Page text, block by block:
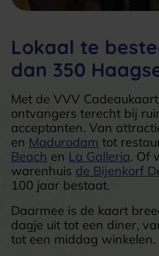
Lokaal te
dan 350
Met de VVV
ontvangers terecht bij
acceptanten. Van
en Madurodam tot
Beach en La Galleria. Of
warenhuis de Bijenkorf
100 jaar bestaat.
Daarmee is de kaart
dagje uit tot een diner,
tot een middag winkelen.